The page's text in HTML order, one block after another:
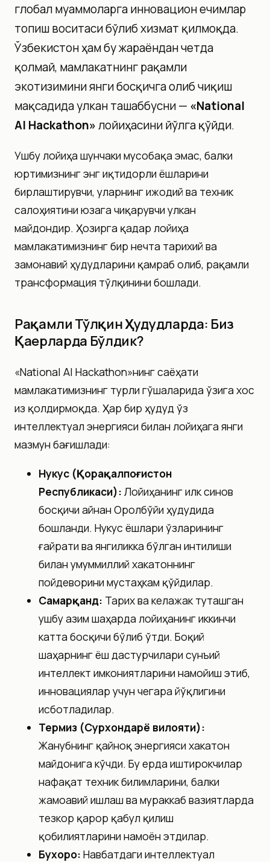
глобал муаммоларга инновацион ечимлар
топиш воситаси бўлиб хизмат қилмоқда.
Ўзбекистон ҳам бу жараёндан четда
қолмай, мамлакатнинг рақамли
экотизимини янги босқичга олиб чиқиш
мақсадида улкан ташаббусни — «National
AI Hackathon»лойиҳасини йўлга қўйди.
Ушбу лойиҳа шунчаки мусобақа эмас, балки
юртимизнинг энг иқтидорли ёшларини
бирлаштирувчи, уларнинг ижодий ва техник
салоҳиятини юзага чиқарувчи улкан
майдондир. Ҳозирга қадар лойиҳа
мамлакатимизнинг бир нечта тарихий ва
замонавий ҳудудларини қамраб олиб, рақамли
трансформация тўлқинини бошлади.
Рақамли Тўлқин Ҳудудларда: Биз
Қаерларда Бўлдик?
«National AI Hackathon»нинг саёҳати
мамлакатимизнинг турли гўшаларида ўзига хос
из қолдирмоқда. Ҳар бир ҳудуд ўз
интеллектуал энергияси билан лойиҳага янги
мазмун бағишлади:
Нукус (Қорақалпоғистон
Республикаси): Лойиҳанинг илк синов
босқичи айнан Оролбўйи ҳудудида
бошланди. Нукус ёшлари ўзларининг
ғайрати ва янгиликка бўлган интилиши
билан умуммиллий хакатоннинг
пойдеворини мустаҳкам қўйдилар.
Самарқанд: Тарих ва келажак туташган
ушбу азим шаҳарда лойиҳанинг иккинчи
катта босқичи бўлиб ўтди. Боқий
шаҳарнинг ёш дастурчилари сунъий
интеллект имкониятларини намойиш этиб,
инновациялар учун чегара йўқлигини
исботладилар.
Термиз (Сурхондарё вилояти):
Жанубнинг қайноқ энергияси хакатон
майдонига кўчди. Бу ерда иштирокчилар
нафақат техник билимларини, балки
жамоавий ишлаш ва мураккаб вазиятларда
тезкор қарор қабул қилиш
қобилиятларини намоён этдилар.
Бухоро: Навбатдаги интеллектуал